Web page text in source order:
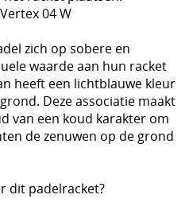
04 W
zich op sobere en
waarde aan hun racket
heeft een lichtblauwe kleur
Deze associatie maakt
van een koud karakter om
de zenuwen op de grond
dit padelracket?